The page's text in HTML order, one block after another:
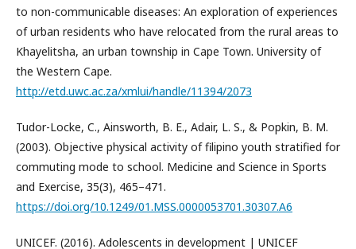
to non-communicable diseases: An exploration of experiences
of urban residents who have relocated from the rural areas to
Khayelitsha, an urban township in Cape Town. University of
the Western Cape.
http://etd.uwc.ac.za/xmlui/handle/11394/2073
Tudor-Locke, C., Ainsworth, B. E., Adair, L. S., & Popkin, B. M.
(2003). Objective physical activity of filipino youth stratified for
commuting mode to school. Medicine and Science in Sports
and Exercise, 35(3), 465–471.
https://doi.org/10.1249/01.MSS.0000053701.30307.A6
UNICEF. (2016). Adolescents in development | UNICEF